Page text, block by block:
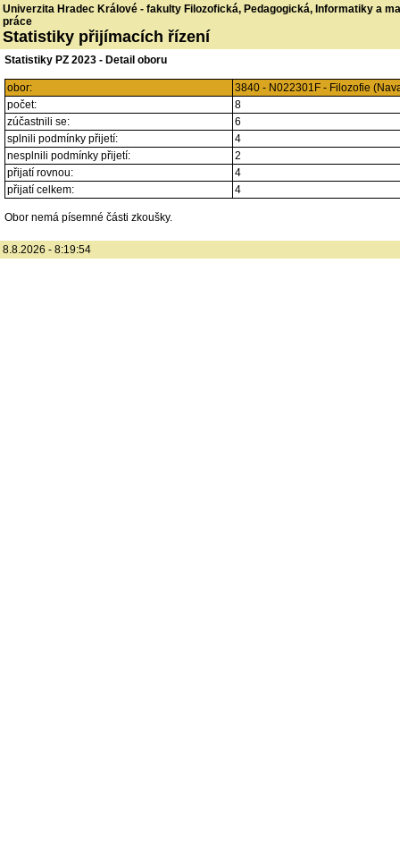
Univerzita Hradec Králové - fakulty Filozofická, Pedagogická, Informatiky a
práce
Statistiky přijímacích řízení
Statistiky PZ 2023 - Detail oboru
obor:
3840 - N022301F - Filozofie
počet:
8
zúčastnili se:
6
splnili podmínky přijetí:
4
nesplnili podmínky přijetí:
2
přijatí rovnou:
4
přijatí celkem:
4
Obor nemá písemné části zkoušky.
8.8.2026 - 8:19:54